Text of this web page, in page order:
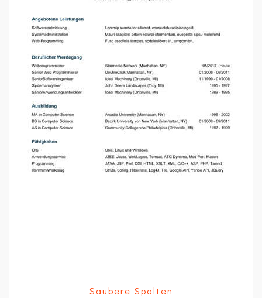
Saubere Spalten